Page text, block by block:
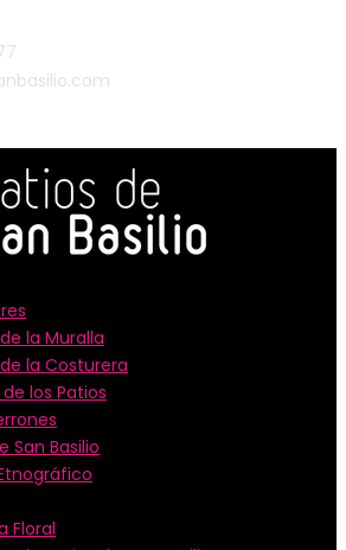
la Muralla
la Costurera
los Patios
San Basilio
Floral